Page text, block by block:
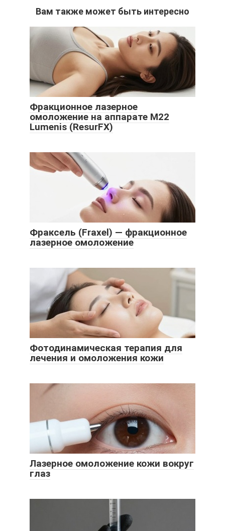
Вам также может быть интересно
Фракционное лазерное
омоложение на аппарате М22
Lumenis (ResurFX)
Фраксель (Fraxel) — фракционное
лазерное омоложение
Фотодинамическая терапия для
лечения и омоложения кожи
Лазерное омоложение кожи вокруг
глаз